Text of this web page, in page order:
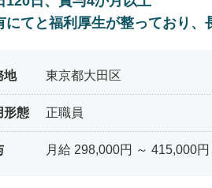
てと福利厚生が整っており、
地 東京都大田区
形態 正職員
月給 298,000円 ～ 415,000円